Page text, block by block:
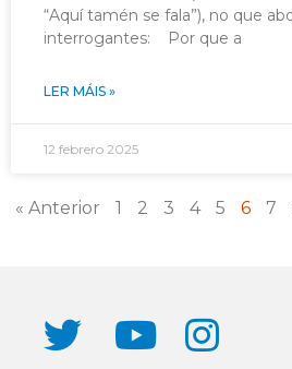
“Aquí tamén se fala”), no que
interrogantes: Por que a
LER MÁIS »
12 febrero 2025
« Anterior 1 2 3 4 5 6 7